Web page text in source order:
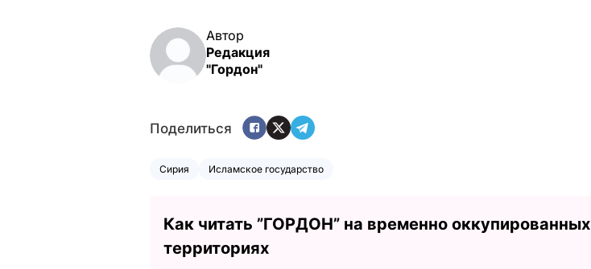
Автор
Редакция
"Гордон"
Поделиться
Сирия Исламское государство
Как читать ”ГОРДОН” на временно оккупированных
территориях